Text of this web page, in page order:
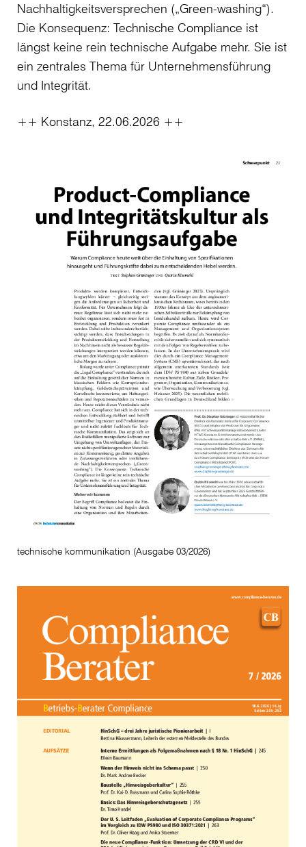
Nachhaltigkeitsversprechen („Green-washing“).
Die Konsequenz: Technische Compliance ist
längst keine rein technische Aufgabe mehr. Sie ist
ein zentrales Thema für Unternehmensführung
und Integrität.
++ Konstanz, 22.06.2026 ++
technische kommunikation (Ausgabe 03/2026)